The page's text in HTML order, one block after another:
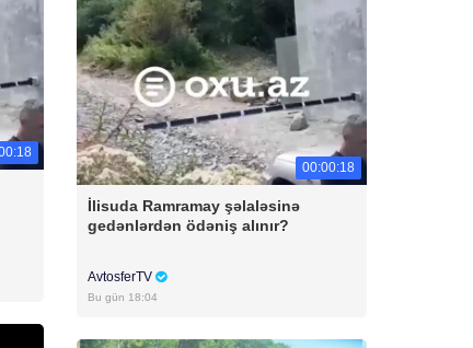
00:00:18
İlisuda Ramramay şəlaləsinə
gedənlərdən ödəniş alınır?
AvtosferTV
Bu gün 18:04